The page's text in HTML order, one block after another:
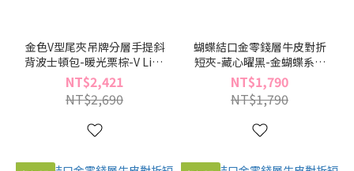
金色V型尾夾吊牌分層手提斜
背波士頓包-暖光栗棕-V Line
輕行系列(BZ96527-34)
NT$2,421
NT$2,690
蝴蝶結口金零錢層牛皮對折
短夾-藏心曜黑-金蝴蝶系列
(BD96532-46)
NT$1,790
NT$1,790